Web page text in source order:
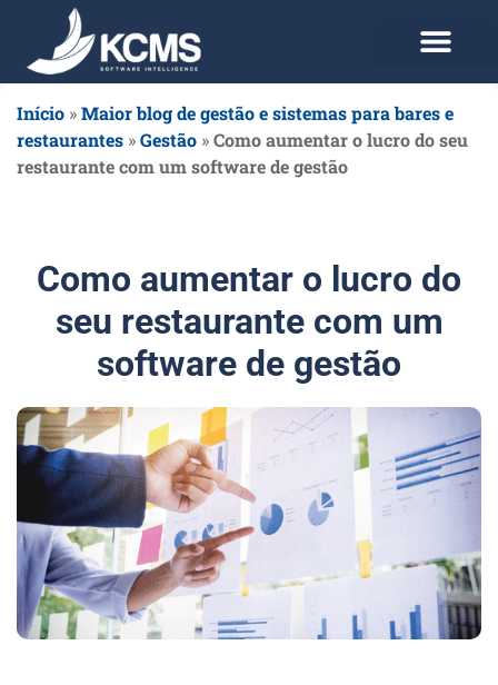
Início »Maior blog de gestão e sistemas para bares e
restaurantes »Gestão »Como aumentar o lucro do seu
restaurante com um software de gestão
Como aumentar o lucro do
seu restaurante com um
software de gestão